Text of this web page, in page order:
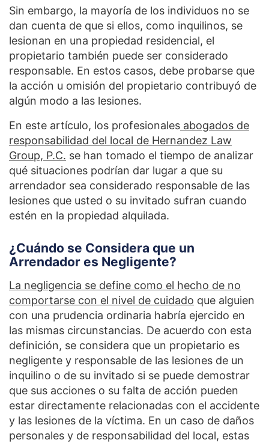
Sin embargo, la mayoría de los individuos no se
dan cuenta de que si ellos, como inquilinos, se
lesionan en una propiedad residencial, el
propietario también puede ser considerado
responsable. En estos casos, debe probarse que
la acción u omisión del propietario contribuyó de
algún modo a las lesiones.
En este artículo, los profesionales abogados de
responsabilidad del local de Hernandez Law
Group, P.C. se han tomado el tiempo de analizar
qué situaciones podrían dar lugar a que su
arrendador sea considerado responsable de las
lesiones que usted o su invitado sufran cuando
estén en la propiedad alquilada.
¿Cuándo se Considera que un
Arrendador es Negligente?
La negligencia se define como el hecho de no
comportarse con el nivel de cuidado que alguien
con una prudencia ordinaria habría ejercido en
las mismas circunstancias. De acuerdo con esta
definición, se considera que un propietario es
negligente y responsable de las lesiones de un
inquilino o de su invitado si se puede demostrar
que sus acciones o su falta de acción pueden
estar directamente relacionadas con el accidente
y las lesiones de la víctima. En un caso de daños
personales y de responsabilidad del local, estas